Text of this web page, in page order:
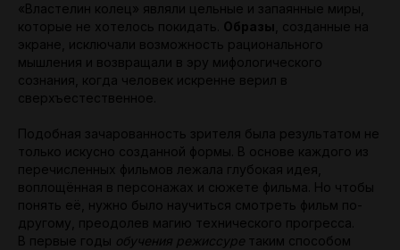
«Властелин колец» являли цельные и запаянные миры,
которые не хотелось покидать. Образы , созданные на
экране, исключали возможность рационального
мышления и возвращали в эру мифологического
сознания, когда человек искренне верил в
сверхъестественное.
Подобная зачарованность зрителя была результатом не
только искусно созданной формы. В основе каждого из
перечисленных фильмов лежала глубокая идея,
воплощённая в персонажах и сюжете фильма. Но чтобы
понять её, нужно было научиться смотреть фильм по-
другому, преодолев магию технического прогресса.
В первые годы обучения режиссуре таким способом